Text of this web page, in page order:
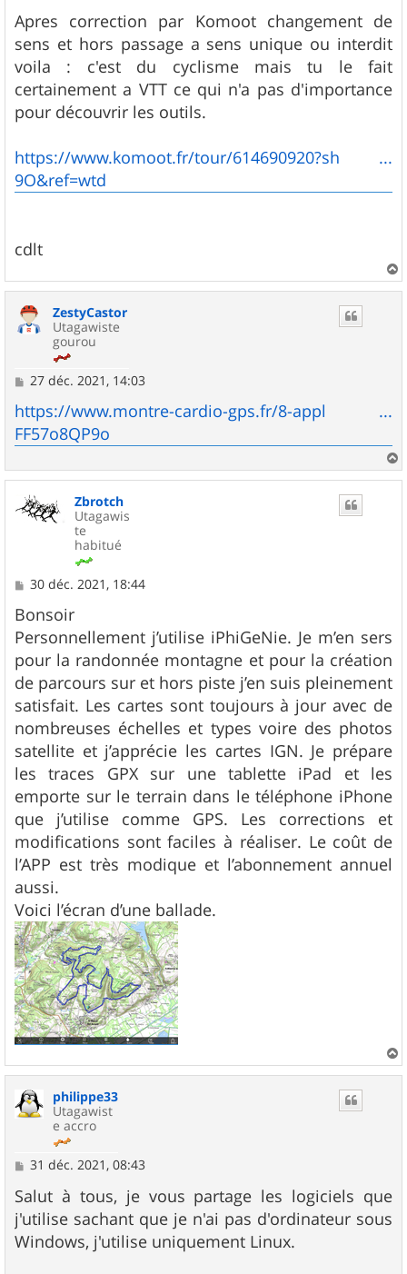
Apres correction par Komoot changement de
sens et hors passage a sens unique ou interdit
voila : c'est du cyclisme mais tu le fait
certainement a VTT ce qui n'a pas d'importance
pour découvrir les outils.
https://www.komoot.fr/tour/614690920?sh ...
9O&ref=wtd
cdlt
a
ZestyCastor
Utagawiste
gourou
M
s
s
a
g
e
27 déc. 2021, 14:03
https://www.montre-cardio-gps.fr/8-appl ...
FF57o8QP9o
a
Zbrotch
Utagawis
te
habitué
M
s
s
a
g
e
30 déc. 2021, 18:44
Bonsoir
Personnellement j’utilise iPhiGeNie. Je m’en sers
pour la randonnée montagne et pour la création
de parcours sur et hors piste j’en suis pleinement
satisfait. Les cartes sont toujours à jour avec de
nombreuses échelles et types voire des photos
satellite et j’apprécie les cartes IGN. Je prépare
les traces GPX sur une tablette iPad et les
emporte sur le terrain dans le téléphone iPhone
que j’utilise comme GPS. Les corrections et
modifications sont faciles à réaliser. Le coût de
l’APP est très modique et l’abonnement annuel
aussi.
Voici l’écran d’une ballade.
a
philippe33
Utagawist
e accro
M
s
s
a
g
e
31 déc. 2021, 08:43
Salut à tous, je vous partage les logiciels que
j'utilise sachant que je n'ai pas d'ordinateur sous
Windows, j'utilise uniquement Linux.